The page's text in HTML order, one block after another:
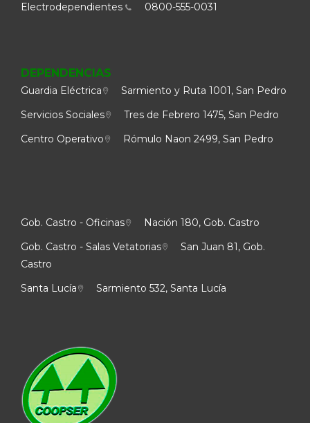
Electrodependientes
0800-555-0031
DEPENDENCIAS
Guardia Eléctrica
Sarmiento y Ruta 1001, San Pedro
Servicios Sociales
Tres de Febrero 1475, San Pedro
Centro Operativo
Rómulo Naon 2499, San Pedro
Gob. Castro - Oficinas
Nación 180, Gob. Castro
Gob. Castro - Salas Vetatorias
San Juan 81, Gob.
Castro
Santa Lucía
Sarmiento 532, Santa Lucía